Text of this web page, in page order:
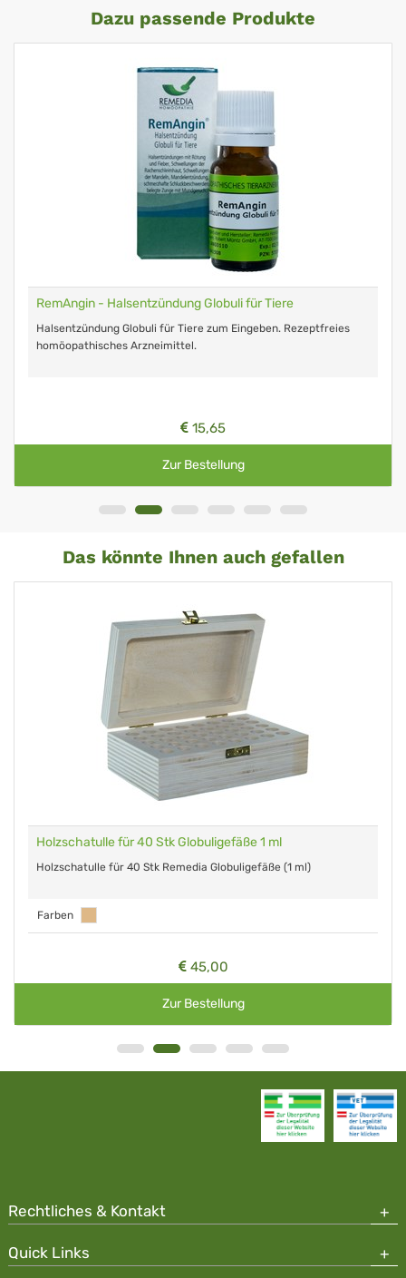
Dazu passende Produkte
RemAngin - Halsentzündung Globuli für Tiere
Halsentzündung Globuli für Tiere zum Eingeben. Rezeptfreies
homöopathisches Arzneimittel.
15,65
Zur Bestellung
Das könnte Ihnen auch gefallen
Holzschatulle für 40 Stk Globuligefäße 1 ml
Holzschatulle für 40 Stk Remedia Globuligefäße (1 ml)
Farben
45,00
Zur Bestellung
Rechtliches & Kontakt
Quick Links